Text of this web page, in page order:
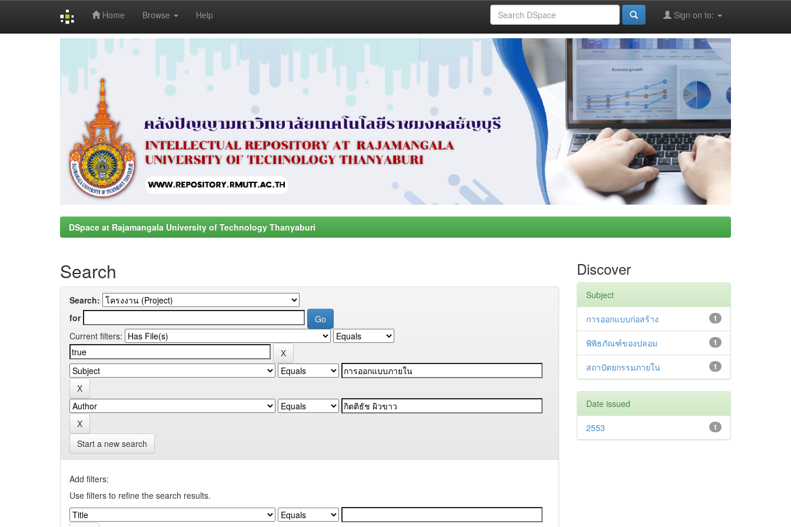
Home Browse Help Sign on to:
DSpace at Rajamangala University of Technology Thanyaburi
Search
Search:
for
Current filters:
Start a new search
Add filters:
Use filters to refine the search results.
Discover
Subject
1
การออกแบบก่อสร้าง
1
พิพิธภัณฑ์ของปลอม
1
สถาปัตยกรรมภายใน
Date issued
1
2553